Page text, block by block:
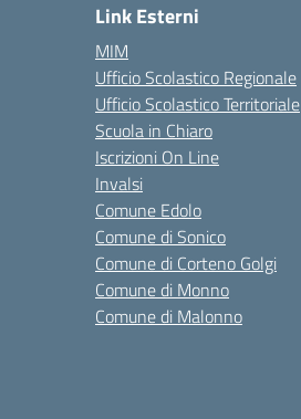
Link Esterni
MIM
Ufficio Scolastico Regionale
Ufficio Scolastico Territoriale
Scuola in Chiaro
Iscrizioni On Line
Invalsi
Comune Edolo
Comune di Sonico
Comune di Corteno Golgi
Comune di Monno
Comune di Malonno